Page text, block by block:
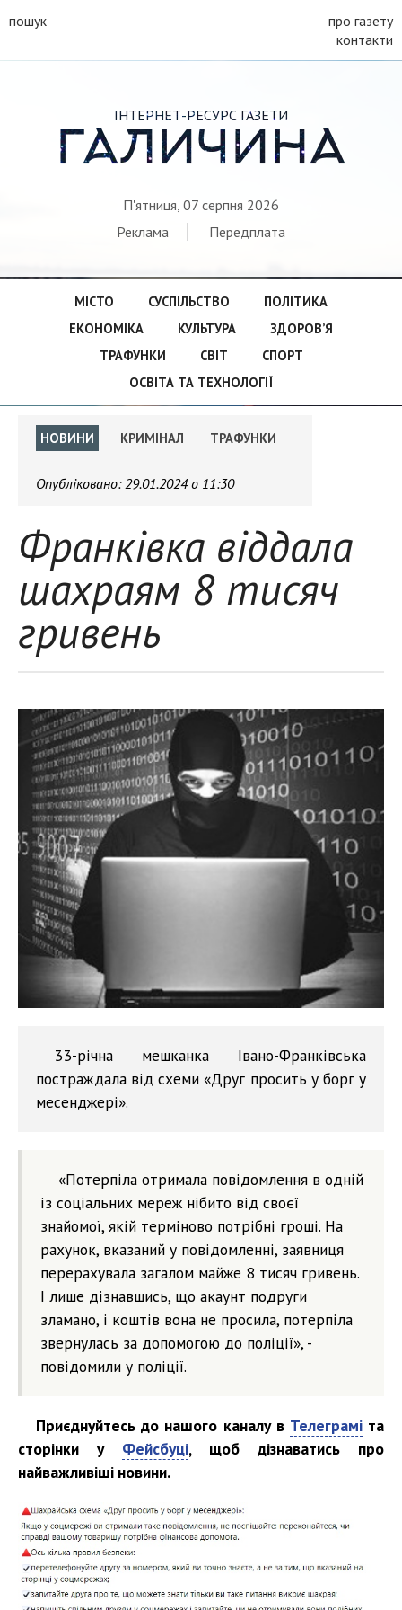
пошук
про газету
контакти
ІНТЕРНЕТ-РЕСУРС ГАЗЕТИ
ГАЛИЧИНА
П'ятниця, 07 серпня 2026
Реклама
Передплата
МІСТО СУСПІЛЬСТВО
ПОЛІТИКА
ЕКОНОМІКА
КУЛЬТУРА
ЗДОРОВ’Я
ТРАФУНКИ
СВІТ
СПОРТ
ОСВІТА ТА ТЕХНОЛОГІЇ
НОВИНИ КРИМІНАЛ ТРАФУНКИ
Опубліковано:29.01.2024 о 11:30
Франківка віддала
шахраям 8 тисяч
гривень
33-річна мешканка Івано-Франківська
постраждала від схеми «Друг просить у борг у
месенджері».
«Потерпіла отримала повідомлення в одній
із соціальних мереж нібито від своєї
знайомої, якій терміново потрібні гроші. На
рахунок, вказаний у повідомленні, заявниця
перерахувала загалом майже 8 тисяч гривень.
І лише дізнавшись, що акаунт подруги
зламано, і коштів вона не просила, потерпіла
звернулась за допомогою до поліції», -
повідомили у поліції.
Приєднуйтесь до нашого каналу в Телеграміта
сторінки у Фейсбуці, щоб дізнаватись про
найважливіші новини.